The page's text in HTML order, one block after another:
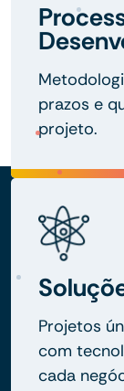
prazos e
projeto.
Projetos
com
cada